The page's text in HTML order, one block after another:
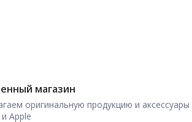
магазин
оригинальную продукцию и аксессуары
Apple